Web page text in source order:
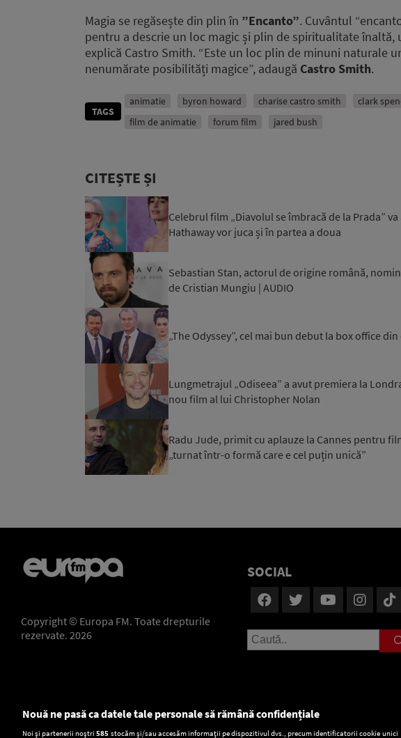
Magia se regăsește din plin în ”Encanto”. Cuvântul
pentru a descrie un loc magic și plin de spiritualitate
explică Castro Smith. “Este un loc plin de minuni naturale
nenumărate posibilități magice”, adaugă Castro Smith.
TAGS
animatie byron howard charise castro smith clark
film de animatie
forum film jared bush
CITEȘTE ȘI
Celebrul film „Diavolul se îmbracă de la Prada”
Hathaway vor juca și în partea a doua
Sebastian Stan, actorul de origine română,
de Cristian Mungiu | AUDIO
„The Odyssey”, cel mai bun debut la box office
Lungmetrajul „Odiseea” a avut premiera la
nou film al lui Christopher Nolan
Radu Jude, primit cu aplauze la Cannes pentru
„turnat într-o formă care e cel puțin unică”
Copyright © Europa FM. Toate drepturile
rezervate. 2026
SOCIAL
Setări:
Nouă ne pasă ca datele tale personale să rămână confidențiale
Noi și partenerii noștri585 stocăm și/sau accesăm informații pe dispozitivul dvs., precum identificatorii cookie unici